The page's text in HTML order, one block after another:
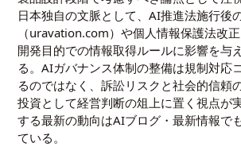
日本独自の文脈として、AI推進法施行後
（uravation.com）や個人情報保護法改
開発目的での情報取得ルールに影響を与
る。AIガバナンス体制の整備は規制対応
るのではなく、訴訟リスクと社会的信頼
投資として経営判断の俎上に置く視点が
する最新の動向はAIブログ・最新情報で
ている。